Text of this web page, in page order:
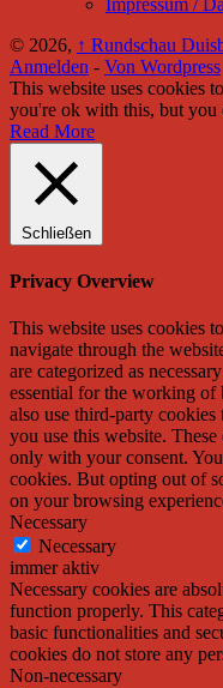
© 2026, ↑ Rundschau
Anmelden - Von Wordpress
This website uses cookies
you're ok with this, but
Read More
Schließen
Privacy Overview
This website uses cookies
navigate through the
are categorized as
essential for the working of
also use third-party
you use this website.
only with your consent.
cookies. But opting out of
on your browsing
Necessary
Necessary
immer aktiv
Necessary cookies are
function properly. This
basic functionalities and
cookies do not store any
Non-necessary